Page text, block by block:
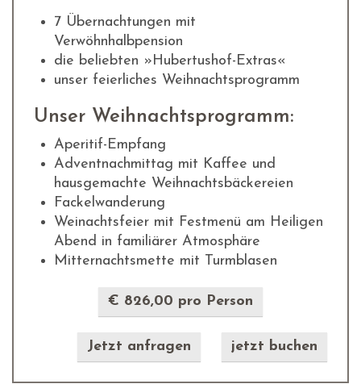
7 Übernachtungen mit
Verwöhnhalbpension
die beliebten »Hubertushof-Extras«
unser feierliches Weihnachtsprogramm
Unser Weihnachtsprogramm:
Aperitif-Empfang
Adventnachmittag mit Kaffee und
hausgemachte Weihnachtsbäckereien
Fackelwanderung
Weinachtsfeier mit Festmenü am Heiligen
Abend in familiärer Atmosphäre
Mitternachtsmette mit Turmblasen
€ 826,00 pro Person
Jetzt anfragen jetzt buchen